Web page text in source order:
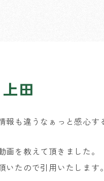
田
も違うなぁっと感心す
を教えて頂きました。
たので引用いたします。